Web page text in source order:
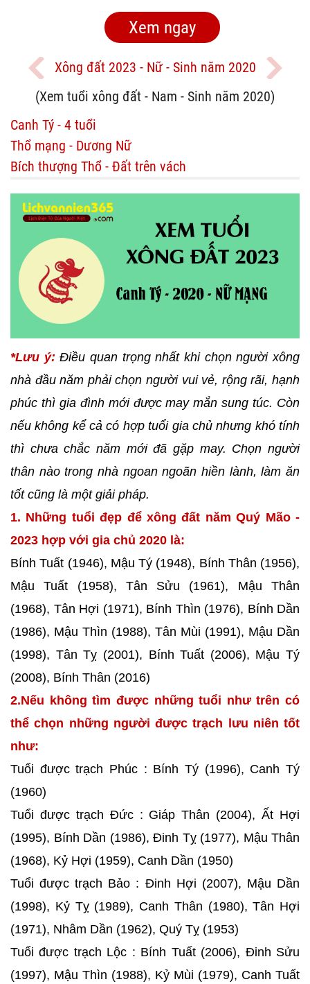
Xông đất 2023 - Nữ - Sinh năm 2020
(Xem tuổi xông đất - Nam - Sinh năm 2020)
Canh Tý - 4 tuổi
Thổ mạng - Dương Nữ
Bích thượng Thổ - Đất trên vách
*Lưu ý: Điều quan trọng nhất khi chọn người xông
nhà đầu năm phải chọn người vui vẻ, rộng rãi, hạnh
phúc thì gia đình mới được may mắn sung túc. Còn
nếu không kể cả có hợp tuổi gia chủ nhưng khó tính
thì chưa chắc năm mới đã gặp may. Chọn người
thân nào trong nhà ngoan ngoãn hiền lành, làm ăn
tốt cũng là một giải pháp.
1. Những tuổi đẹp để xông đất năm Quý Mão -
2023 hợp với gia chủ 2020 là:
Bính Tuất (1946), Mậu Tý (1948), Bính Thân (1956),
Mậu Tuất (1958), Tân Sửu (1961), Mậu Thân
(1968), Tân Hợi (1971), Bính Thìn (1976), Bính Dần
(1986), Mậu Thìn (1988), Tân Mùi (1991), Mậu Dần
(1998), Tân Tỵ (2001), Bính Tuất (2006), Mậu Tý
(2008), Bính Thân (2016)
2.Nếu không tìm được những tuổi như trên có
thể chọn những người được trạch lưu niên tốt
như:
Tuổi được trạch Phúc : Bính Tý (1996), Canh Tý
(1960)
Tuổi được trạch Đức : Giáp Thân (2004), Ất Hợi
(1995), Bính Dần (1986), Đinh Tỵ (1977), Mậu Thân
(1968), Kỷ Hợi (1959), Canh Dần (1950)
Tuổi được trạch Bảo : Đinh Hợi (2007), Mậu Dần
(1998), Kỷ Tỵ (1989), Canh Thân (1980), Tân Hợi
(1971), Nhâm Dần (1962), Quý Tỵ (1953)
Tuổi được trạch Lộc : Bính Tuất (2006), Đinh Sửu
(1997), Mậu Thìn (1988), Kỷ Mùi (1979), Canh Tuất